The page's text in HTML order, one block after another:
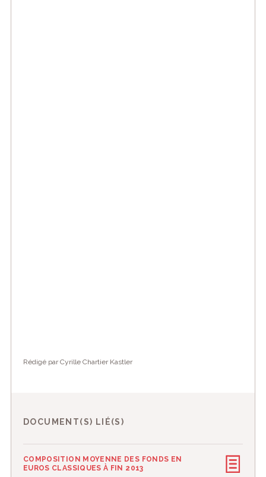
Rédigé par Cyrille Chartier Kastler
DOCUMENT(S) LIÉ(S)
COMPOSITION MOYENNE DES FONDS EN
EUROS CLASSIQUES À FIN 2013